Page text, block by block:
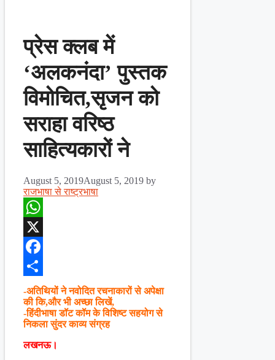
प्रेस क्लब में
‘अलकनंदा’ पुस्तक
विमोचित,सृजन को
सराहा वरिष्ठ
साहित्यकारों ने
August 5, 2019August 5, 2019 by
राजभाषा से राष्ट्रभाषा
WhatsApp
X
Facebook
Share
-अतिथियों ने नवोदित रचनाकारों से अपेक्षा
की कि,और भी अच्छा लिखें,
-हिंदीभाषा डॉट कॉम के विशिष्ट सहयोग से
निकला सुंदर काव्य संग्रह
लखनऊ।